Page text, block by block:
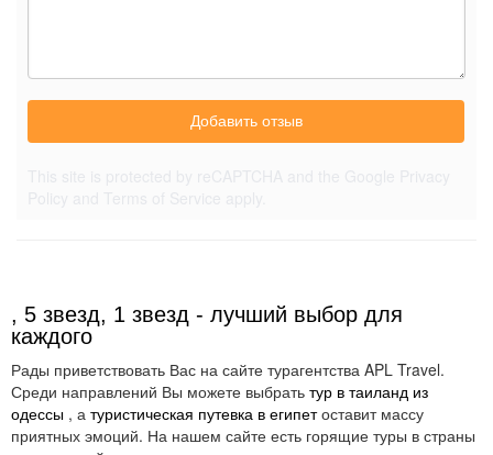
Добавить отзыв
, 5 звезд, 1 звезд - лучший выбор для
каждого
Рады приветствовать Вас на сайте турагентства APL Travel.
Среди направлений Вы можете выбрать тур в таиланд из
одессы , а туристическая путевка в египетоставит массу
приятных эмоций. На нашем сайте есть горящие туры в страны